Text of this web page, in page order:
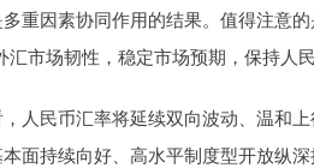
因素协同作用的结果。值得注意的
市场韧性，稳定市场预期，保持人
民币汇率将延续双向波动、温和上
面持续向好、高水平制度型开放纵